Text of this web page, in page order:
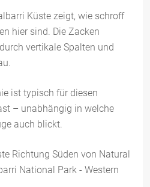
Küste zeigt, wie schroff
hier sind. Die Zacken
vertikale Spalten und
ist typisch für diesen
– unabhängig in welche
auch blickt.